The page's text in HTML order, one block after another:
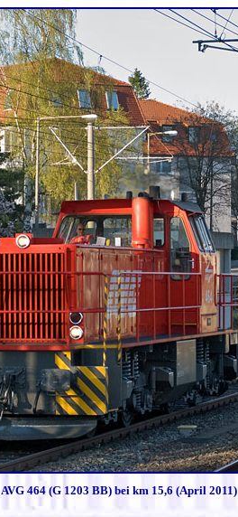
AVG 464 (G 1203 BB) bei km 15,6 (April 2011)